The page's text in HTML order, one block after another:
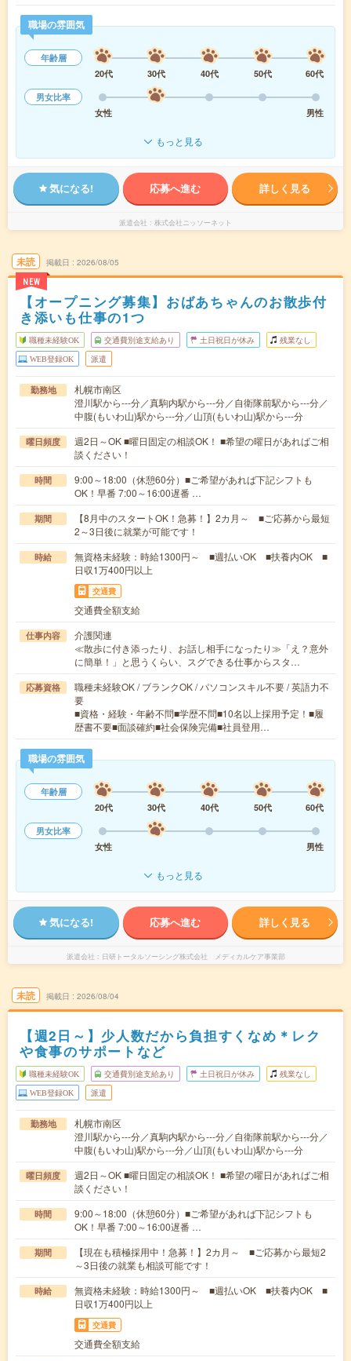
職場の雰囲気
年齢層
20代
30代 40代 50代
60代
男女比率
女性
男性
もっと見る
気になる! 応募へ進む 詳しく見る
派遣会社 株式会社ニッソーネット
未読
NEW
掲載日 2026/08/05
【オープニング募集】おばあちゃんのお散歩付
き添いも仕事の1つ
職種未経験OK 交通費別途支給あり 土日祝日が休み 残業なし
WEB登録OK 派遣
勤務地
札幌市南区
澄川駅から---分／真駒内駅から---分／自衛隊前駅から---分／
中腹(もいわ山)駅から---分／山頂(もいわ山)駅から---分
曜日頻度
週2日～OK ■曜日固定の相談OK！ ■希望の曜日があればご相
談ください！
時間
9:00～18:00（休憩60分）■ご希望があれば下記シフトも
OK！早番 7:00～16:00遅番 …
期間
【8月中のスタートOK！急募！】2カ月～ ■ご応募から最短
2～3日後に就業が可能です！
時給
無資格未経験：時給1300円～ ■週払いOK ■扶養内OK ■
日収1万400円以上
交通費
交通費全額支給
仕事内容
介護関連
≪散歩に付き添ったり、お話し相手になったり≫「え？意外
に簡単！」と思うくらい、スグできる仕事からスタ…
応募資格
職種未経験OK / ブランクOK / パソコンスキル不要 / 英語力不
要
■資格・経験・年齢不問■学歴不問■10名以上採用予定！■履
歴書不要■面談確約■社会保険完備■社員登用…
職場の雰囲気
年齢層
20代
30代 40代 50代
60代
男女比率
女性
男性
もっと見る
気になる! 応募へ進む 詳しく見る
派遣会社 日研トータルソーシング株式会社 メディカルケア事業部
未読 掲載日 2026/08/04
【週2日～】少人数だから負担すくなめ＊レク
や食事のサポートなど
職種未経験OK 交通費別途支給あり 土日祝日が休み 残業なし
WEB登録OK 派遣
勤務地
札幌市南区
澄川駅から---分／真駒内駅から---分／自衛隊前駅から---分／
中腹(もいわ山)駅から---分／山頂(もいわ山)駅から---分
曜日頻度
週2日～OK ■曜日固定の相談OK！ ■希望の曜日があればご相
談ください！
時間
9:00～18:00（休憩60分）■ご希望があれば下記シフトも
OK！早番 7:00～16:00遅番 …
期間
【現在も積極採用中！急募！】2カ月～ ■ご応募から最短2
～3日後の就業も相談可能です！
時給
無資格未経験：時給1300円～ ■週払いOK ■扶養内OK ■
日収1万400円以上
交通費
交通費全額支給